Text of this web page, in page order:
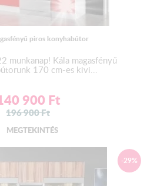
piros konyhabútor
munkanap! Kála magasfényű
170 cm-es kivi...
900 Ft
196 900Ft
MEGTEKINTÉS
-29%